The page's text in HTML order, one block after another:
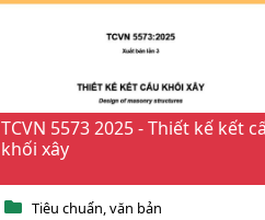
TCVN 5573 2025 - Thiết kế kết
khối xây
Tiêu chuẩn, văn bản